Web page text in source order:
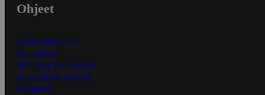
Ohjeet
Ensitilaajan ohjeet
Näin maksat
Näin tilaat ja muokkaat
Kaikki ohjeet ja vinkit
In English